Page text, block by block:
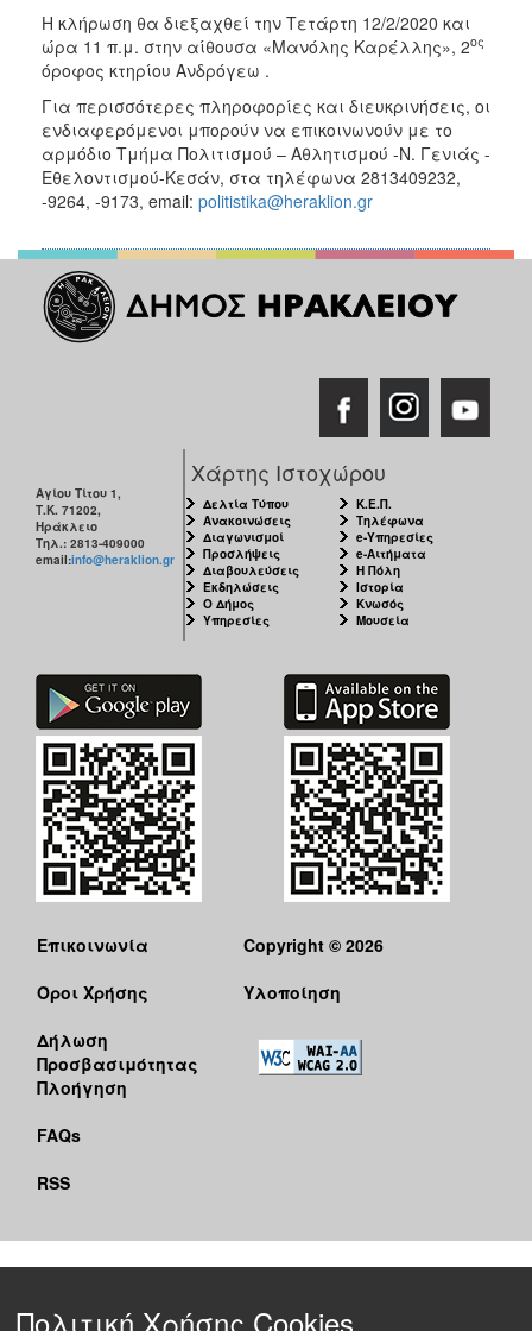
2006
ΤΟΠΟΣ
ΑΝΘΕΚΤΙΚΗ
ΠΟΛΗ
Η κλήρωση θα διεξαχθεί την Τετάρτη 12/2/2020 και
ώρα 11 π.μ. στην αίθουσα «Μανόλης Καρέλλης», 2ος
όροφος κτηρίου Ανδρόγεω .
Για περισσότερες πληροφορίες και διευκρινήσεις, οι
ενδιαφερόμενοι μπορούν να επικοινωνούν με το
αρμόδιο Τμήμα Πολιτισμού – Αθλητισμού -Ν. Γενιάς -
Εθελοντισμού-Κεσάν, στα τηλέφωνα 2813409232,
-9264, -9173, email: politistika@heraklion.gr
Αγίου Τίτου 1,
Τ.Κ. 71202,
Ηράκλειο
Τηλ.: 2813-409000
email:info@heraklion.gr
Χάρτης Ιστοχώρου
Δελτία Τύπου
Ανακοινώσεις
Διαγωνισμοί
Προσλήψεις
Διαβουλεύσεις
Εκδηλώσεις
Ο Δήμος
Υπηρεσίες
Κ.Ε.Π.
Τηλέφωνα
e-Υπηρεσίες
e-Αιτήματα
Η Πόλη
Ιστορία
Κνωσός
Μουσεία
Επικοινωνία
Όροι Χρήσης
Δήλωση
Προσβασιμότητας
Πλοήγηση
FAQs
RSS
Copyright © 2026
Υλοποίηση
Πολιτική Χρήσης Cookies